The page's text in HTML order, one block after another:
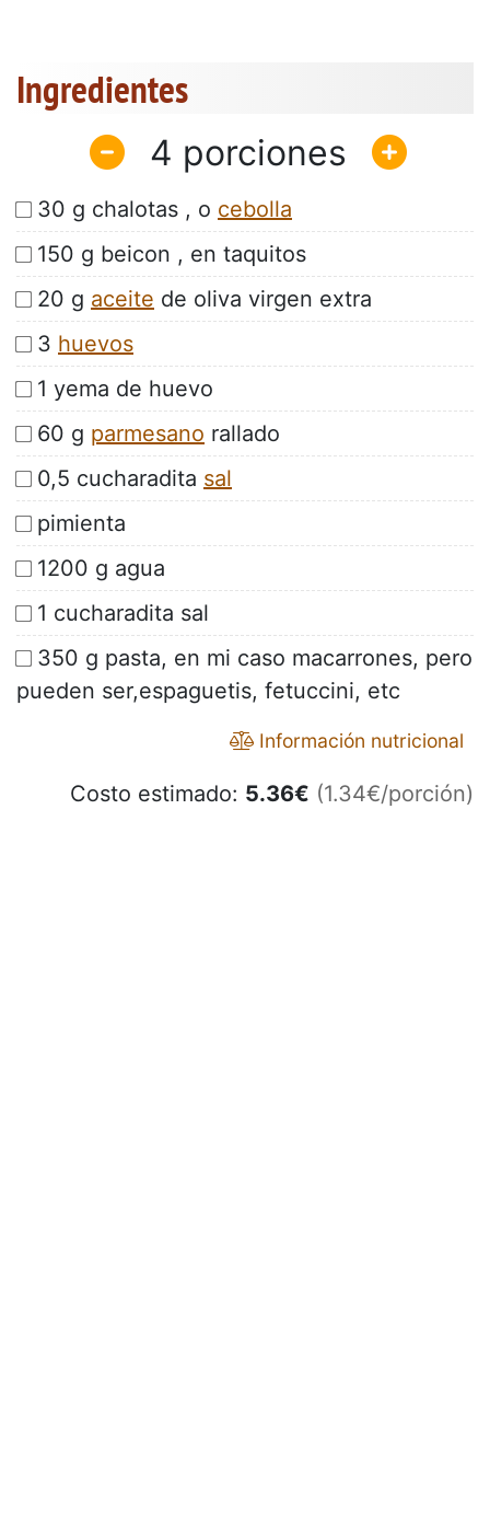
Ingredientes
4
30 g chalotas , o cebolla
150 g beicon , en taquitos
20 g aceite de oliva virgen extra
3 huevos
1 yema de huevo
60 g parmesano rallado
0,5 cucharadita sal
pimienta
1200 g agua
1 cucharadita sal
350 g pasta, en mi caso macarrones, pero
pueden ser,espaguetis, fetuccini, etc
Información nutricional
Costo estimado: 5.36€ (1.34€/porción)